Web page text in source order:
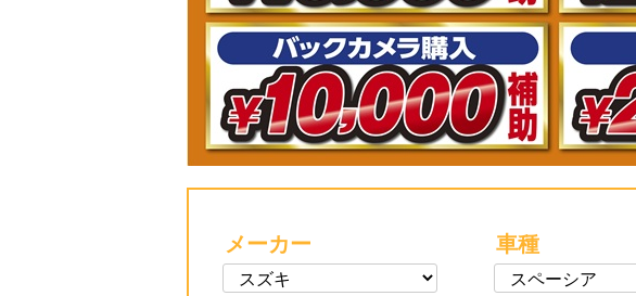
メーカー 車種